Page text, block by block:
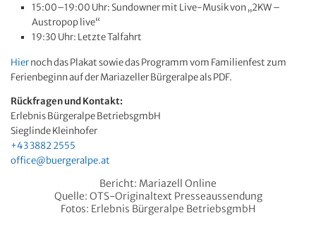
15:00–19:00 Uhr: Sundowner mit Live-Musik von „2KW –
Austropop live“
19:30 Uhr: Letzte Talfahrt
Hiernoch das Plakat sowie das Programm vom Familienfest zum
Ferienbeginn auf der Mariazeller Bürgeralpe als PDF.
Rückfragen und Kontakt:
Erlebnis Bürgeralpe BetriebsgmbH
Sieglinde Kleinhofer
+43 3882 2555
office@buergeralpe.at
Bericht: Mariazell Online
Quelle: OTS-Originaltext Presseaussendung
Fotos: Erlebnis Bürgeralpe BetriebsgmbH